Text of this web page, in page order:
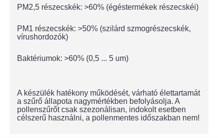
PM2,5 részecskék: >60% (égéstermékek részecskéi)
PM1 részecskék: >50% (szilárd szmogrészecskék,
vírushordozók)
Baktériumok: >60% (0,5 ... 5 um)
A készülék hatékony működését, várható élettartamát
a szűrő állapota nagymértékben befolyásolja. A
pollenszűrőt csak szezonálisan, indokolt esetben
célszerű használni, a pollenmentes időszakban nem!